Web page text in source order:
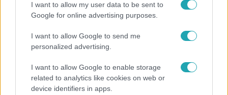
I want to allow my user data to be sent to
Google for online advertising purposes.
I want to allow Google to send me
personalized advertising.
I want to allow Google to enable storage
related to analytics like cookies on web or
device identifiers in apps.
Életmód
érdemes használni a fizikus szerint